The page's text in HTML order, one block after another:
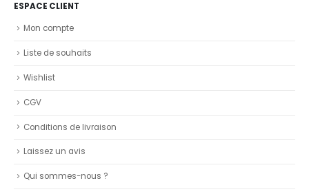
ESPACE CLIENT
Mon compte
Liste de souhaits
Wishlist
CGV
Conditions de livraison
Laissez un avis
Qui sommes-nous ?